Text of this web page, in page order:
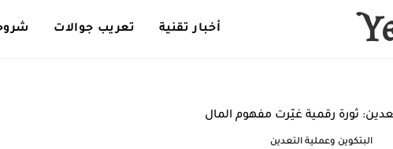
أخبار تقنية تعريب جوالات
البتكوين وعملية التعدين